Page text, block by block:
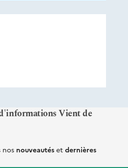
Vient de
nos nouveautés et dernières